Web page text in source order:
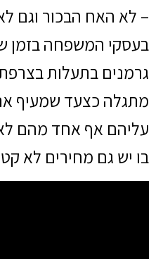
– לא האח הבכור וגם
בעסקי המשפחה בזמן
גרמנים בתעלות
מתגלה כצעד שמעיף
עליהם אף אחד מהם
בו יש גם מחירים לא